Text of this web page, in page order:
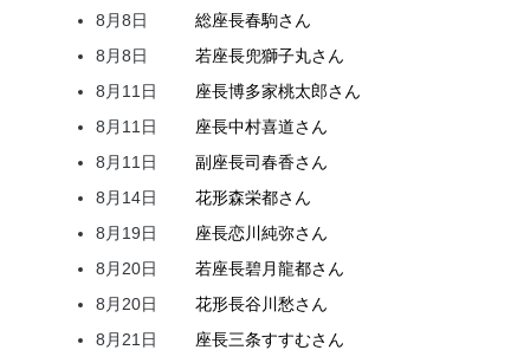
8月8日
総座長春駒さん
8月8日
若座長兜獅子丸さん
8月11日
座長博多家桃太郎さん
8月11日
座長中村喜道さん
8月11日
副座長司春香さん
8月14日
花形森栄都さん
8月19日
座長恋川純弥さん
8月20日
若座長碧月龍都さん
8月20日
花形長谷川愁さん
8月21日
座長三条すすむさん